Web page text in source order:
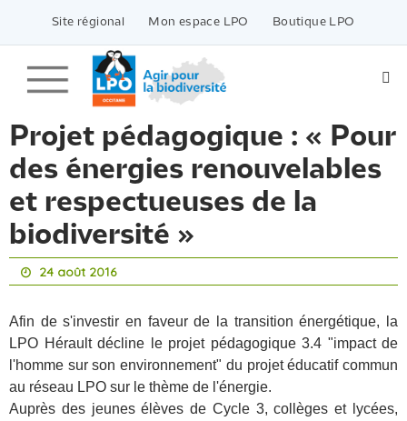
contenu
Site régional Mon espace LPO Boutique LPO
Projet pédagogique : « Pour
des énergies renouvelables
et respectueuses de la
biodiversité »
24 août 2016
Afin de s'investir en faveur de la transition énergétique, la
LPO Hérault décline le projet pédagogique 3.4 "impact de
l'homme sur son environnement" du projet éducatif commun
au réseau LPO sur le thème de l'énergie.
Auprès des jeunes élèves de Cycle 3, collèges et lycées,